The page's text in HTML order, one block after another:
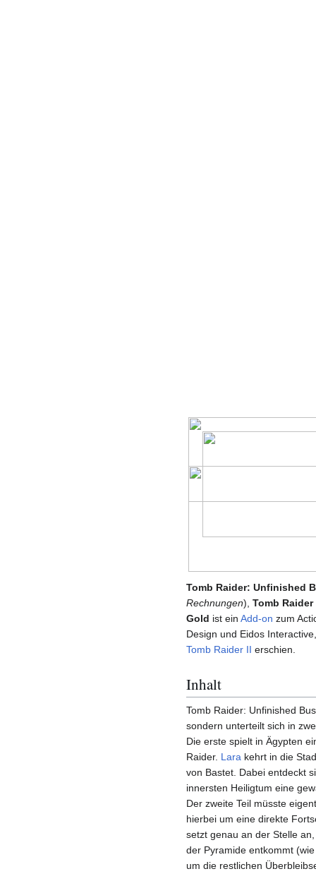
Tomb Raider: Unfinished
Rechnungen), Tomb Raider
Gold ist ein Add-on zum
Design und Eidos
Tomb Raider II erschien.
Inhalt
Tomb Raider: Unfinished
sondern unterteilt sich in
Die erste spielt in Ägypten
Raider. Lara kehrt in die
von Bastet. Dabei entdeckt
innersten Heiligtum eine
Der zweite Teil müsste
hierbei um eine direkte
setzt genau an der Stelle
der Pyramide entkommt
um die restlichen